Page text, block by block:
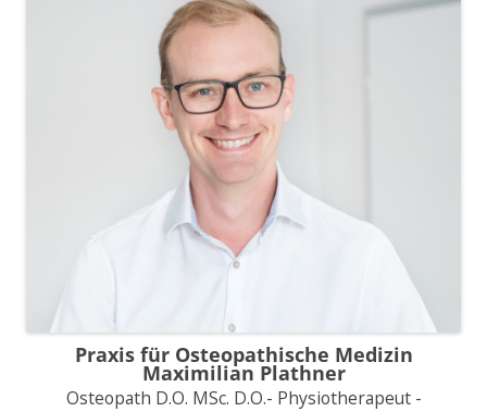
Praxis für Osteopathische Medizin
Maximilian Plathner
Osteopath D.O. MSc. D.O.- Physiotherapeut -